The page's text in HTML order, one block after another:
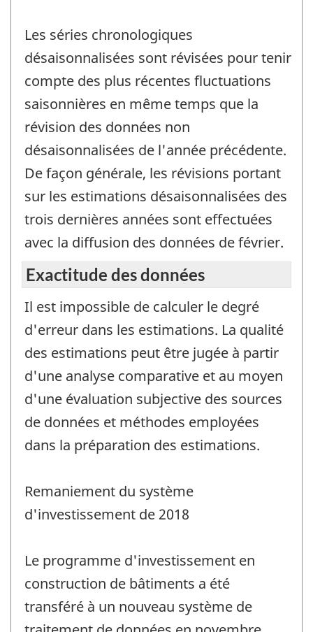
Les séries chronologiques
désaisonnalisées sont révisées pour tenir
compte des plus récentes fluctuations
saisonnières en même temps que la
révision des données non
désaisonnalisées de l'année précédente.
De façon générale, les révisions portant
sur les estimations désaisonnalisées des
trois dernières années sont effectuées
avec la diffusion des données de février.
Exactitude des données
Il est impossible de calculer le degré
d'erreur dans les estimations. La qualité
des estimations peut être jugée à partir
d'une analyse comparative et au moyen
d'une évaluation subjective des sources
de données et méthodes employées
dans la préparation des estimations.
Remaniement du système
d'investissement de 2018
Le programme d'investissement en
construction de bâtiments a été
transféré à un nouveau système de